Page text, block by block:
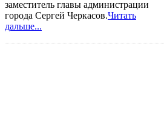
заместитель главы администрации
города Сергей Черкасов.Читать
дальше...